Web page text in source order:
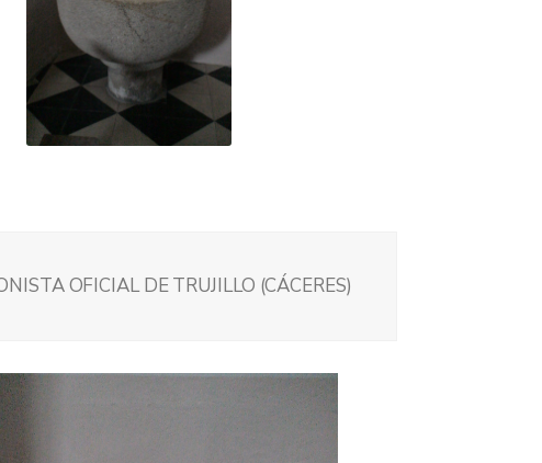
OFICIAL DE TRUJILLO (CÁCERES)